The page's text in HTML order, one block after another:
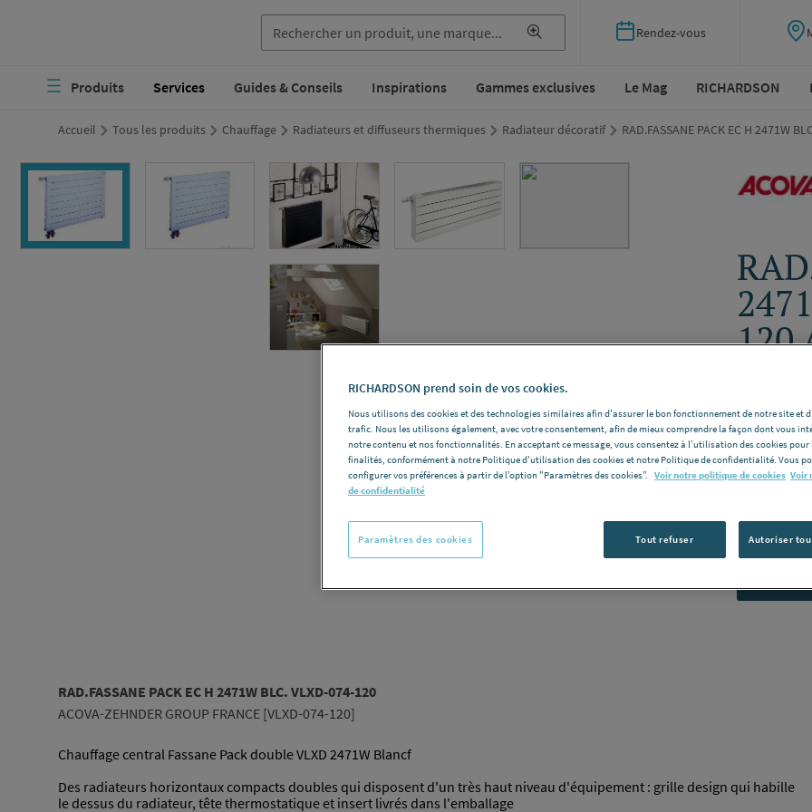
contenu
Rendez-vous
Navigation
principaleProduits Services Guides & Conseils Inspirations Gammes exclusives Le Mag RICHARDSON
Accueil Tous les produits Chauffage Radiateurs et diffuseurs thermiques Radiateur décoratif RAD.FASSANE PACK EC H 2471W
120
ACOVA
ACOVA-
Vous avez un
RAD.FASSANE PACK EC H 2471W BLC. VLXD-074-120
ACOVA-ZEHNDER GROUP FRANCE [VLXD-074-120]
Chauffage central Fassane Pack double VLXD 2471W Blancf
Des radiateurs horizontaux compacts doubles qui disposent d'un très haut niveau d'équipement : grille design qui habille
le dessus du radiateur, tête thermostatique et insert livrés dans l'emballage
RICHARDSON prend soin de vos cookies.
Nous utilisons des cookies et des technologies similaires afin d'assurer le bon fonctionnement de notre site et
trafic. Nous les utilisons également, avec votre consentement, afin de mieux comprendre la façon dont vous
notre contenu et nos fonctionnalités. En acceptant ce message, vous consentez à l’utilisation des cookies pour
finalités, conformément à notre Politique d'utilisation des cookies et notre Politique de confidentialité. Vous
configurer vos préférences à partir de l’option "Paramètres des cookies”. Voir notre politique de cookies Voir
de confidentialité
Tout refuser Autoriser
Paramètres des cookies